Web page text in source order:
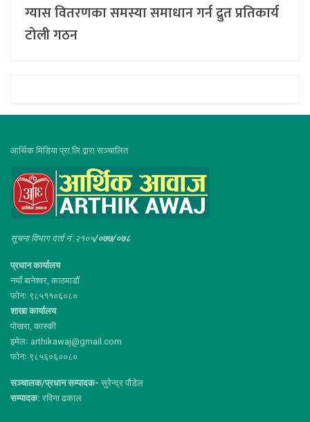
ग्यास वितरणका समस्या समाधान गर्न द्रुत प्रतिकार्य
टोली गठन
आर्थिक मिडिया प्रा.लि.द्वारा सञ्चालित
सूचना विभाग दर्ता नं :२१०५/०७७/०७८
प्रधान कार्यालय
नयाँ बानेश्वर, काठमाडौं
फोनः ९८५११०६०८०
शाखा कार्यालय
पोखरा, कास्की
इमेलः arthikawaj@gmail.com
फोनः ९८५६०६००८०
सञ्चालक/प्रधान सम्पादक- सुरेन्द्र पौडेल
सम्पादक: रविना ढकाल